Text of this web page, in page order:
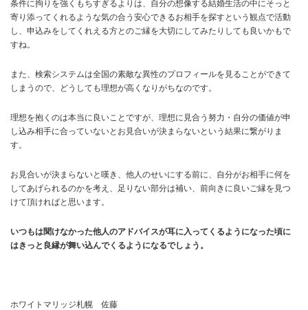
条件に拘りを強くもちすぎるよりは、自分の想像する結婚生活の中にそっと
寄り添ってくれるような気の合う安心できるお相手を探すという観点で活動
し、申込みをしてくれえる方とのご縁を大切にしてみたりしても良いかもで
すね。
また、検索システムは全国の素敵な異性のプロフィールを見ることができて
しまうので、どうしても理想が高くなりがちなのです。
理想を抱くのは本当に良いことですが、理想に見合う努力・自分の価値が申
し込み相手に合っていないとお見合いが決まらないという結果に繋がりま
す。
お見合いが決まらないと嘆き、他人のせいにする前に、自分がお相手に何を
してあげられるのかを考え、足りない部分は補い、前向きに良いご縁を見つ
けて頂ければと思います。
いつもは聞けなかった他人のアドバイスが耳に入ってくるようになった頃に
はきっと良縁が舞い込んでくるようになるでしょう。
ホワイトマリッジ札幌 佐藤